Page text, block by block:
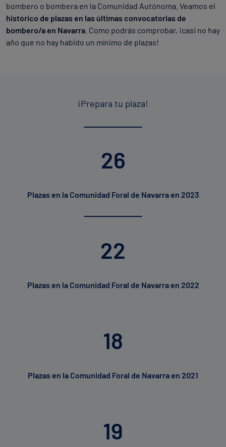
bombero o bombera en la Comunidad Autónoma. Veamos el
histórico de plazas en las últimas convocatorias de
bombero/a en Navarra . Como podrás comprobar, ¡casi no hay
año que no hay habido un mínimo de plazas!
¡Prepara tu plaza!
26
Plazas en la Comunidad Foral de Navarra en 2023
22
Plazas en la Comunidad Foral de Navarra en 2022
18
Plazas en la Comunidad Foral de Navarra en 2021
19